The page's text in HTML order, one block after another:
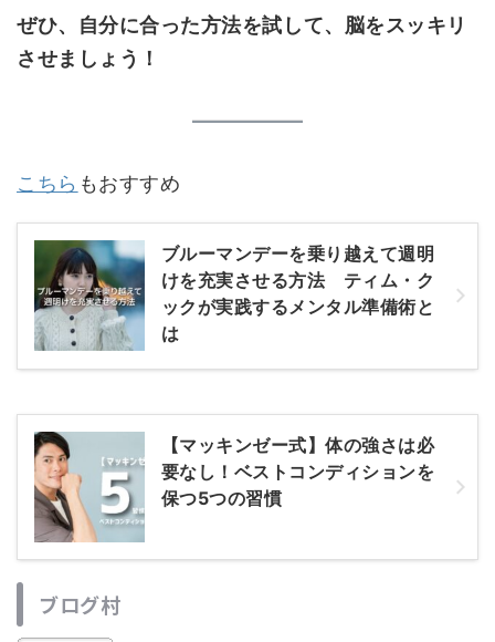
ぜひ、自分に合った方法を試して、脳をスッキリ
させましょう！
こちら もおすすめ
ブルーマンデーを乗り越えて週明
けを充実させる方法 ティム・ク
ックが実践するメンタル準備術と
は
【マッキンゼー式】体の強さは必
要なし！ベストコンディションを
保つ5つの習慣
ブログ村